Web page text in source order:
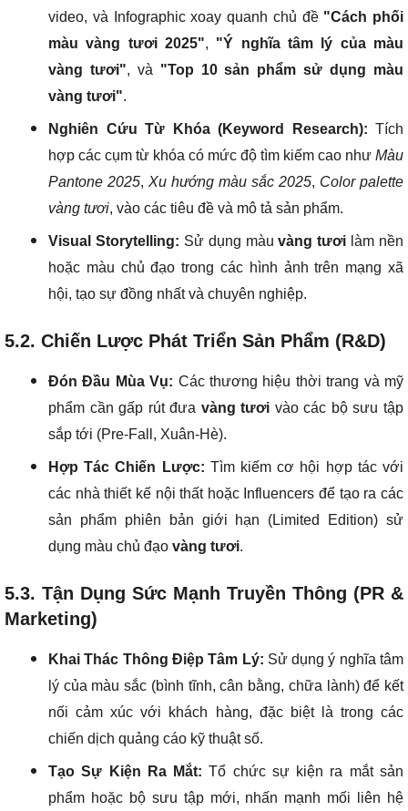
video, và Infographic xoay quanh chủ đề "Cách phối
màu vàng tươi 2025", "Ý nghĩa tâm lý của màu
vàng tươi", và "Top 10 sản phẩm sử dụng màu
vàng tươi".
Nghiên Cứu Từ Khóa (Keyword Research): Tích
hợp các cụm từ khóa có mức độ tìm kiếm cao như Màu
Pantone 2025, Xu hướng màu sắc 2025, Color palette
vàng tươi, vào các tiêu đề và mô tả sản phẩm.
Visual Storytelling: Sử dụng màuvàng tươi làm nền
hoặc màu chủ đạo trong các hình ảnh trên mạng xã
hội, tạo sự đồng nhất và chuyên nghiệp.
5.2. Chiến Lược Phát Triển Sản Phẩm (R&D)
Đón Đầu Mùa Vụ: Các thương hiệu thời trang và mỹ
phẩm cần gấp rút đưa vàng tươi vào các bộ sưu tập
sắp tới (Pre-Fall, Xuân-Hè).
Hợp Tác Chiến Lược: Tìm kiếm cơ hội hợp tác với
các nhà thiết kế nội thất hoặc Influencers để tạo ra các
sản phẩm phiên bản giới hạn (Limited Edition) sử
dụng màu chủ đạo vàng tươi.
5.3. Tận Dụng Sức Mạnh Truyền Thông (PR &
Marketing)
Khai Thác Thông Điệp Tâm Lý: Sử dụng ý nghĩa tâm
lý của màu sắc (bình tĩnh, cân bằng, chữa lành) để kết
nối cảm xúc với khách hàng, đặc biệt là trong các
chiến dịch quảng cáo kỹ thuật số.
Tạo Sự Kiện Ra Mắt: Tổ chức sự kiện ra mắt sản
phẩm hoặc bộ sưu tập mới, nhấn mạnh mối liên hệ